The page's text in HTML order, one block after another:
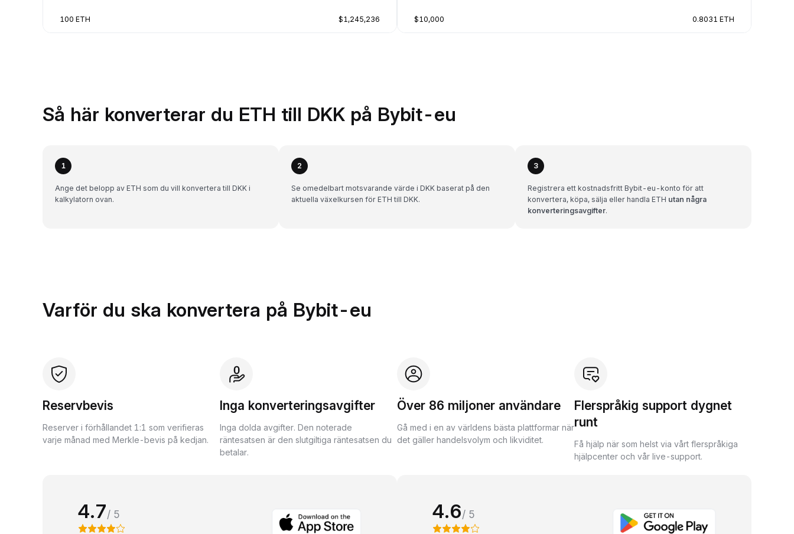
100 ETH $1,245,236 $10,000 0.8031 ETH
Så här konverterar du ETH till DKK på Bybit-eu
1
Ange det belopp av ETH som du vill konvertera till DKK i
kalkylatorn ovan.
2
Se omedelbart motsvarande värde i DKK baserat på den
aktuella växelkursen för ETH till DKK.
3
Registrera ett kostnadsfritt Bybit-eu-konto för att
konvertera, köpa, sälja eller handla ETH utan några
konverteringsavgifter.
Varför du ska konvertera på Bybit-eu
Reservbevis
Reserver i förhållandet 1:1 som verifieras
varje månad med Merkle-bevis på kedjan.
Inga konverteringsavgifter
Inga dolda avgifter. Den noterade
räntesatsen är den slutgiltiga räntesatsen du
betalar.
Över 86 miljoner användare
Gå med i en av världens bästa plattformar när
det gäller handelsvolym och likviditet.
Flerspråkig support dygnet
runt
Få hjälp när som helst via vårt flerspråkiga
hjälpcenter och vår live-support.
4.7/ 5 4.6/ 5